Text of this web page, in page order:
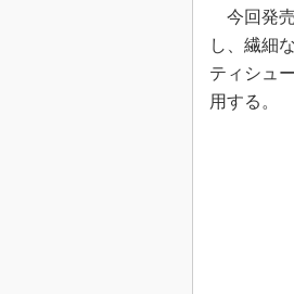
今回発売
し、繊細
ティシュ
用する。